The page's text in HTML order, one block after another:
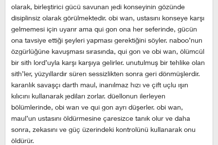
olarak, birleştirici gücü savunan jedi konseyinin gözünde
disiplinsiz olarak görülmektedir. obi wan, ustasını konseye karşı
gelmemesi için uyarır ama qui gon ona her seferinde, gücün
ona tavsiye ettiği şeyleri yapması gerektiğini söyler. naboo’nun
özgürlüğüne kavuşması sırasında, qui gon ve obi wan, ölümcül
bir sith lord’uyla karşı karşıya gelirler. unutulmuş bir tehlike olan
sith’ler, yüzyıllardır süren sessizlikten sonra geri dönmüşlerdir.
karanlık savaşçı darth maul, inanılmaz hızı ve çift uçlu ışın
kılıcını kullanarak jediları zorlar. düellonun ilerleyen
bölümlerinde, obi wan ve qui gon ayrı düşerler. obi wan,
maul’un ustasını öldürmesine çaresizce tanık olur ve daha
sonra, zekasını ve güç üzerindeki kontrolünü kullanarak onu
öldürür.